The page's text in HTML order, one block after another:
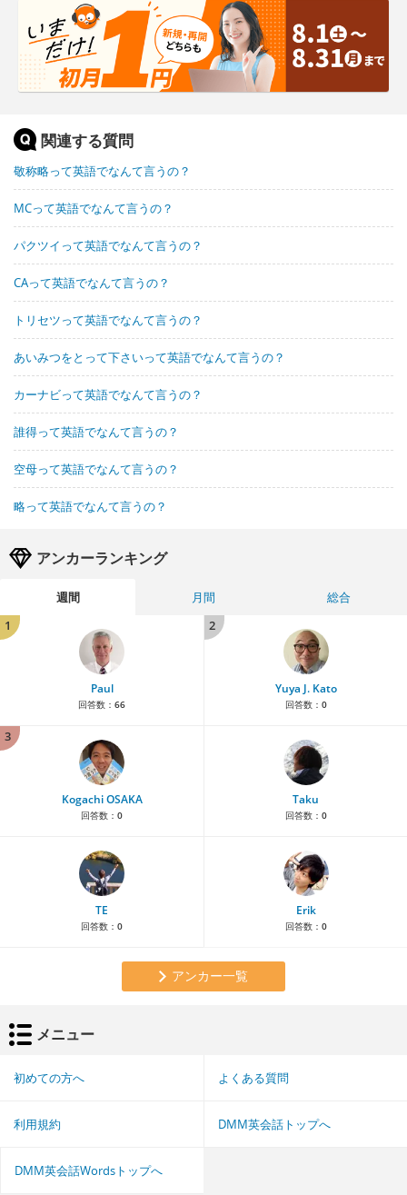
関連する質問
敬称略って英語でなんて言うの？
MCって英語でなんて言うの？
パクツイって英語でなんて言うの？
CAって英語でなんて言うの？
トリセツって英語でなんて言うの？
あいみつをとって下さいって英語でなんて言うの？
カーナビって英語でなんて言うの？
誰得って英語でなんて言うの？
空母って英語でなんて言うの？
略って英語でなんて言うの？
アンカーランキング
週間 月間
総合
1
Paul
回答数： 66
2
Yuya J. Kato
回答数： 0
3
Kogachi OSAKA
回答数： 0
Taku
回答数： 0
TE
回答数： 0
Erik
回答数： 0
アンカー一覧
メニュー
初めての方へ よくある質問
利用規約 DMM英会話トップへ
DMM英会話Wordsトップへ